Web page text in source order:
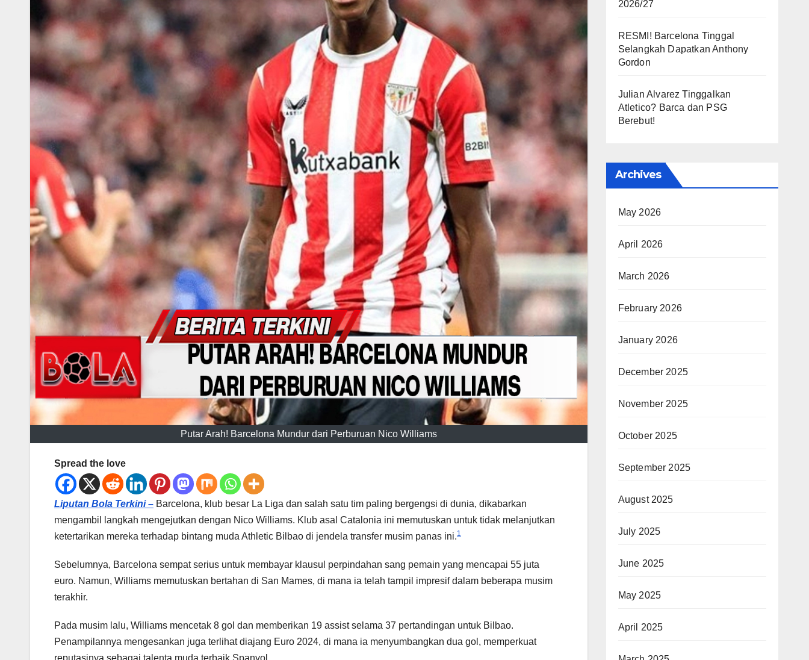
Putar Arah! Barcelona Mundur dari Perburuan Nico Williams
Spread the love
Liputan Bola Terkini – Barcelona, klub besar La Liga dan salah satu tim paling bergengsi di dunia, dikabarkan
mengambil langkah mengejutkan dengan Nico Williams. Klub asal Catalonia ini memutuskan untuk tidak melanjutkan
ketertarikan mereka terhadap bintang muda Athletic Bilbao di jendela transfer musim panas ini.1
Sebelumnya, Barcelona sempat serius untuk membayar klausul perpindahan sang pemain yang mencapai 55 juta
euro. Namun, Williams memutuskan bertahan di San Mames, di mana ia telah tampil impresif dalam beberapa musim
terakhir.
Pada musim lalu, Williams mencetak 8 gol dan memberikan 19 assist selama 37 pertandingan untuk Bilbao.
Penampilannya mengesankan juga terlihat diajang Euro 2024, di mana ia menyumbangkan dua gol, memperkuat
reputasinya sebagai talenta muda terbaik Spanyol.
2026/27
RESMI! Barcelona Tinggal
Selangkah Dapatkan Anthony
Gordon
Julian Alvarez Tinggalkan
Atletico? Barca dan PSG
Berebut!
Archives
May 2026
April 2026
March 2026
February 2026
January 2026
December 2025
November 2025
October 2025
September 2025
August 2025
July 2025
June 2025
May 2025
April 2025